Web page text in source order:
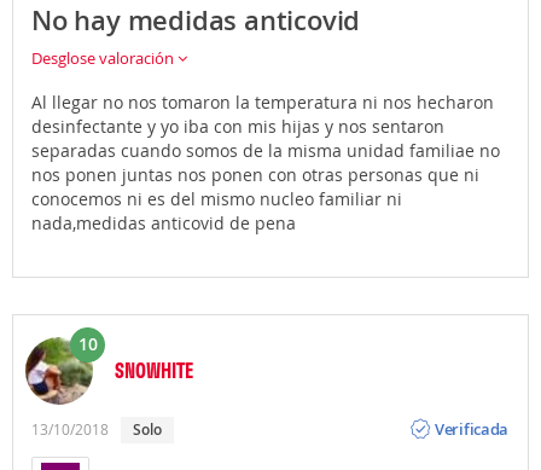
No hay medidas anticovid
Desglose valoración
Al llegar no nos tomaron la temperatura ni nos hecharon
desinfectante y yo iba con mis hijas y nos sentaron
separadas cuando somos de la misma unidad familiae no
nos ponen juntas nos ponen con otras personas que ni
conocemos ni es del mismo nucleo familiar ni
nada,medidas anticovid de pena
10
SNOWHITE
13/10/2018 solo
Verificada